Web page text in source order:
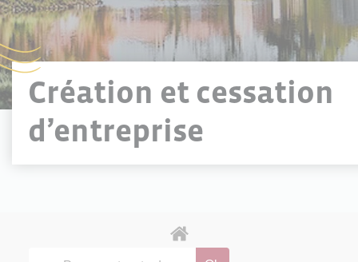
Création et cessation
d’entreprise